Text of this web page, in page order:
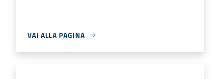
VAI ALLA PAGINA